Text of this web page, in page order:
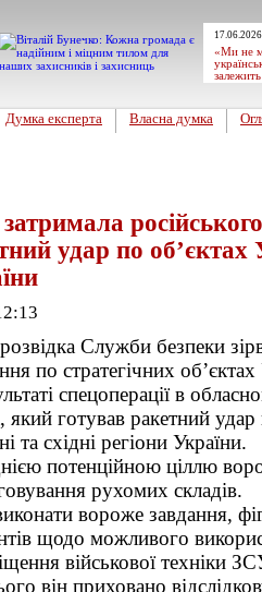
«Ми не
Думка експерта Власна думка
удар по об’єктах
Служби безпеки
по стратегічних
спецоперації в
який готував ракетний
та східні регіони України.
потенційною ціллю
рухомих складів.
вороже завдання,
щодо можливого
військової техніки
він приховано